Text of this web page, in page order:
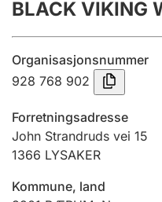
Årsrekneskap
Innsending og
Jeger
BLACK VIKING
Organisasjonsnummer
928 768 902
Forretningsadresse
John Strandruds vei 15
1366 LYSAKER
Kommune, land